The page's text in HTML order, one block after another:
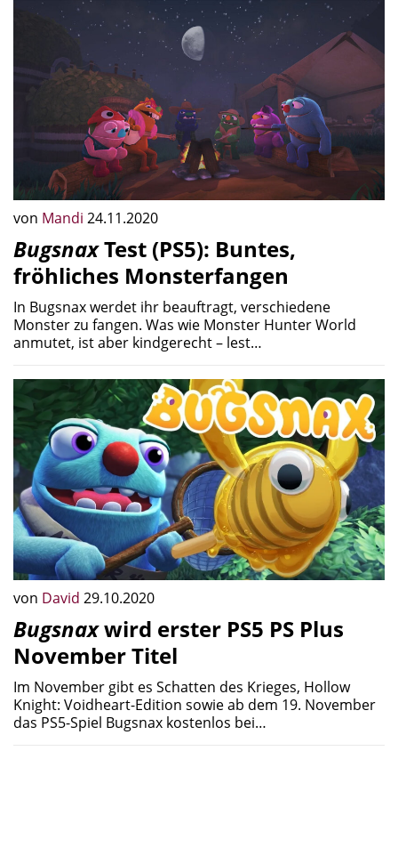
von Mandi 24.11.2020
BugsnaxTest (PS5): Buntes,
fröhliches Monsterfangen
In Bugsnax werdet ihr beauftragt, verschiedene
Monster zu fangen. Was wie Monster Hunter World
anmutet, ist aber kindgerecht – lest…
von David 29.10.2020
Bugsnaxwird erster PS5 PS Plus
November Titel
Im November gibt es Schatten des Krieges, Hollow
Knight: Voidheart-Edition sowie ab dem 19. November
das PS5-Spiel Bugsnax kostenlos bei…